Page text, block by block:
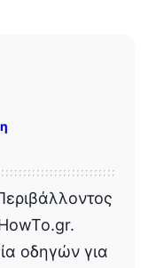
οδηγών για